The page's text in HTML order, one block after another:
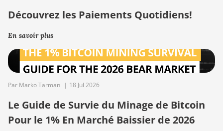
Découvrez les Paiements Quotidiens!
En savoir plus
Par Marko Tarman | 18 Jul 2026
Le Guide de Survie du Minage de Bitcoin
Pour le 1% En Marché Baissier de 2026